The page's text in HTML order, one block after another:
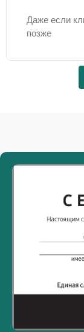
Даже если
позже